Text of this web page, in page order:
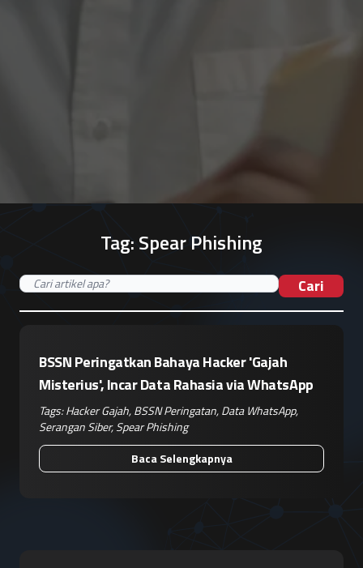
Tag:Spear Phishing
Cari
BSSN Peringatkan Bahaya Hacker 'Gajah
Misterius', Incar Data Rahasia via WhatsApp
Tags:Hacker Gajah,BSSN Peringatan,Data WhatsApp,
Serangan Siber,Spear Phishing
Baca Selengkapnya